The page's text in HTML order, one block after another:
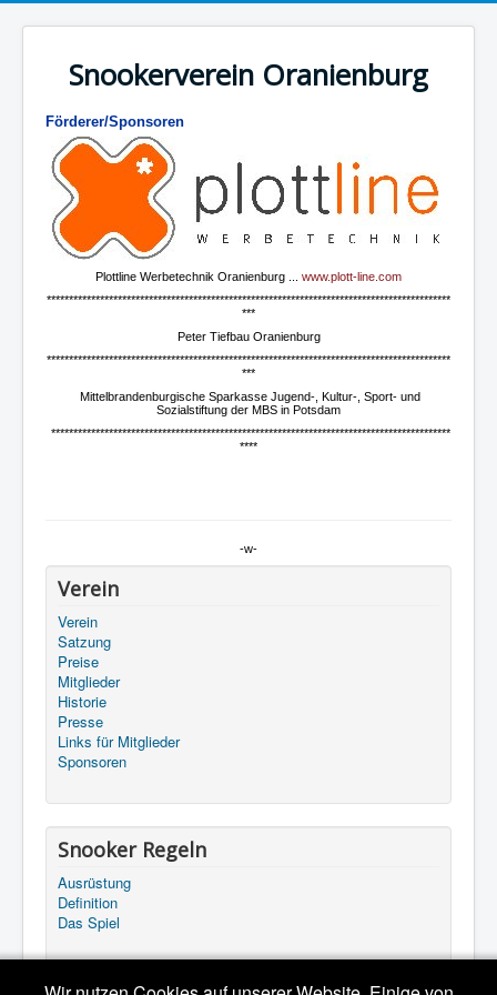
Snookerverein Oranienburg
Förderer/Sponsoren
Plottline Werbetechnik Oranienburg ...
www.plott-line.com
*******************************************************************************************
***
Peter Tiefbau Oranienburg
*******************************************************************************************
***
Mittelbrandenburgische Sparkasse Jugend-, Kultur-, Sport- und
Sozialstiftung der MBS in Potsdam
******************************************************************************************
****
-w-
Verein
Verein
Satzung
Preise
Mitglieder
Historie
Presse
Links für Mitglieder
Sponsoren
Snooker Regeln
Ausrüstung
Definition
Das Spiel